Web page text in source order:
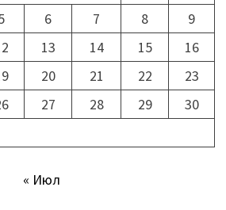
6 7 8
9
13 14 15
16
20 21 22
23
27 28 29
30
« Июл